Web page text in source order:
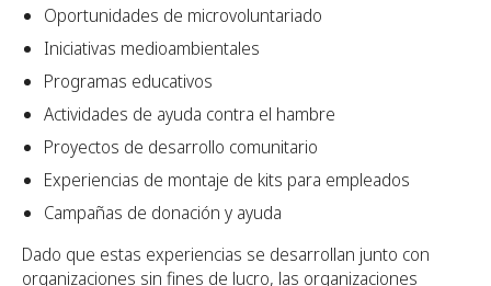
Oportunidades de microvoluntariado
Iniciativas medioambientales
Programas educativos
Actividades de ayuda contra el hambre
Proyectos de desarrollo comunitario
Experiencias de montaje de kits para empleados
Campañas de donación y ayuda
Dado que estas experiencias se desarrollan junto con
organizaciones sin fines de lucro, las organizaciones